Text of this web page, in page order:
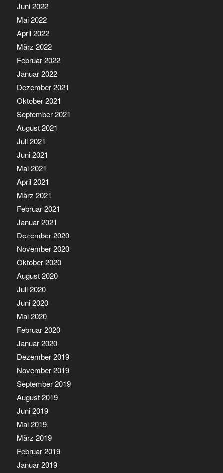
Juni 2022
Mai 2022
April 2022
März 2022
Februar 2022
Januar 2022
Dezember 2021
Oktober 2021
September 2021
August 2021
Juli 2021
Juni 2021
Mai 2021
April 2021
März 2021
Februar 2021
Januar 2021
Dezember 2020
November 2020
Oktober 2020
August 2020
Juli 2020
Juni 2020
Mai 2020
Februar 2020
Januar 2020
Dezember 2019
November 2019
September 2019
August 2019
Juni 2019
Mai 2019
März 2019
Februar 2019
Januar 2019